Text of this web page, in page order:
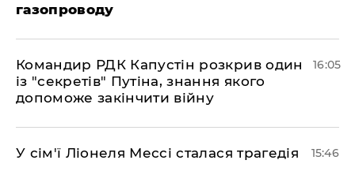
газопроводу
Командир РДК Капустін розкрив один
із "секретів" Путіна, знання якого
допоможе закінчити війну
16:05
У сім'ї Ліонеля Мессі сталася трагедія 15:46